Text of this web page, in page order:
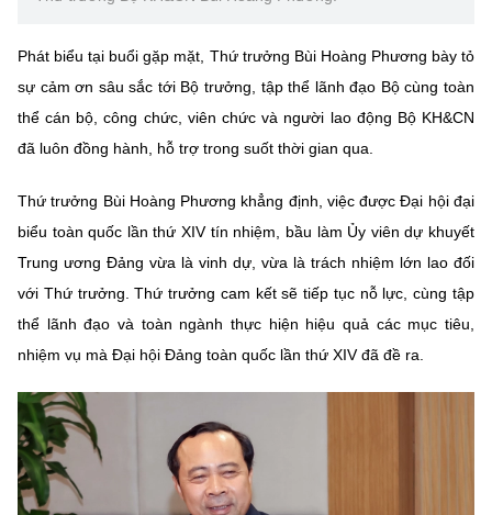
(Ghi rõ nguồn "https://mst.gov.vn" khi phát hành lại thông tin từ
Phát biểu tại buổi gặp mặt, Thứ trưởng Bùi Hoàng Phương bày tỏ
sự cảm ơn sâu sắc tới Bộ trưởng, tập thể lãnh đạo Bộ cùng toàn
thể cán bộ, công chức, viên chức và người lao động Bộ KH&CN
đã luôn đồng hành, hỗ trợ trong suốt thời gian qua.
Thứ trưởng Bùi Hoàng Phương khẳng định, việc được Đại hội đại
biểu toàn quốc lần thứ XIV tín nhiệm, bầu làm Ủy viên dự khuyết
Trung ương Đảng vừa là vinh dự, vừa là trách nhiệm lớn lao đối
với Thứ trưởng. Thứ trưởng cam kết sẽ tiếp tục nỗ lực, cùng tập
thể lãnh đạo và toàn ngành thực hiện hiệu quả các mục tiêu,
nhiệm vụ mà Đại hội Đảng toàn quốc lần thứ XIV đã đề ra.